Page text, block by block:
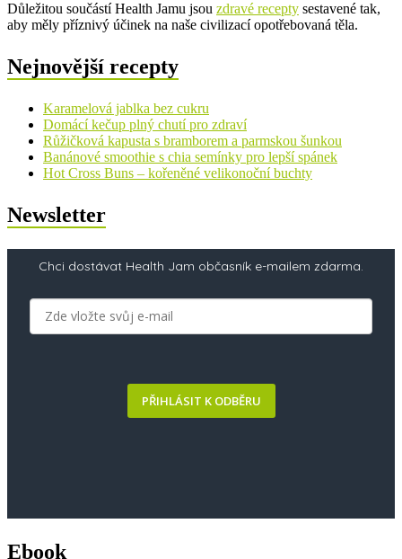
Důležitou součástí Health Jamu jsou zdravé recepty sestavené tak,
aby měly příznivý účinek na naše civilizací opotřebovaná těla.
Nejnovější recepty
Karamelová jablka bez cukru
Domácí kečup plný chutí pro zdraví
Růžičková kapusta s bramborem a parmskou šunkou
Banánové smoothie s chia semínky pro lepší spánek
Hot Cross Buns – kořeněné velikonoční buchty
Newsletter
Chci dostávat Health Jam občasník e-mailem zdarma.
PŘIHLÁSIT K ODBĚRU
Ebook